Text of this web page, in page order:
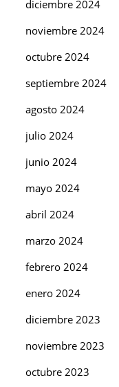
diciembre 2024
noviembre 2024
octubre 2024
septiembre 2024
agosto 2024
julio 2024
junio 2024
mayo 2024
abril 2024
marzo 2024
febrero 2024
enero 2024
diciembre 2023
noviembre 2023
octubre 2023